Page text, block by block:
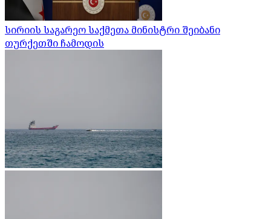
სირიის საგარეო საქმეთა მინისტრი შეიბანი
თურქეთში ჩამოდის